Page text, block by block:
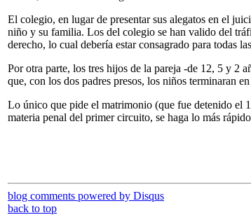
El colegio, en lugar de presentar sus alegatos en el
niño y su familia. Los del colegio se han valido del
derecho, lo cual debería estar consagrado para todas
Por otra parte, los tres hijos de la pareja -de 12, 5 y 2
que, con los dos padres presos, los niños terminaran
Lo único que pide el matrimonio (que fue detenido el
materia penal del primer circuito, se haga lo más
blog comments powered by Disqus
back to top